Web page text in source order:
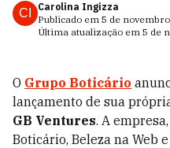
CI
Carolina Ingizza
Publicado em 5 de
Última atualização em 5 de
O Grupo Boticário
lançamento de sua
GB Ventures. A
Boticário, Beleza na Web